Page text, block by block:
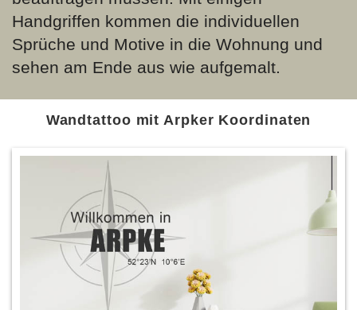
Handgriffen kommen die individuellen
Sprüche und Motive in die Wohnung und
sehen am Ende aus wie aufgemalt.
Wandtattoo mit Arpker Koordinaten